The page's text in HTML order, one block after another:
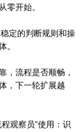
零开始。
定的判断规则和操
。
，流程是否顺畅，
，下一轮扩展越
观察员”使用：识